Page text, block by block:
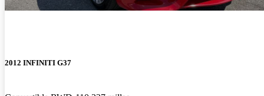
2012 INFINITI G37